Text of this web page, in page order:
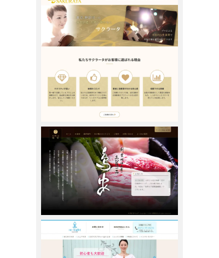
スナガリノ 2016年10月28日
スナガリノ 2016年9月12日